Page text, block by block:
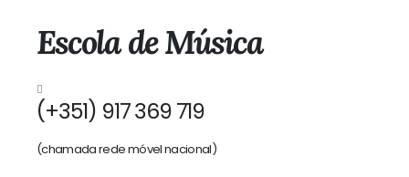
Escola de Música
(+351) 917 369 719
(chamada rede móvel nacional)